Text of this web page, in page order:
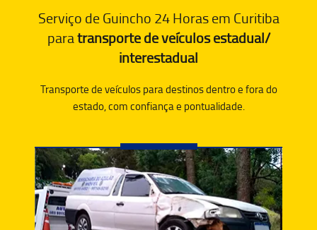
Serviço de Guincho 24 Horas em Curitiba
paratransporte de veículos estadual/
interestadual
Transporte de veículos para destinos dentro e fora do
estado, com confiança e pontualidade.